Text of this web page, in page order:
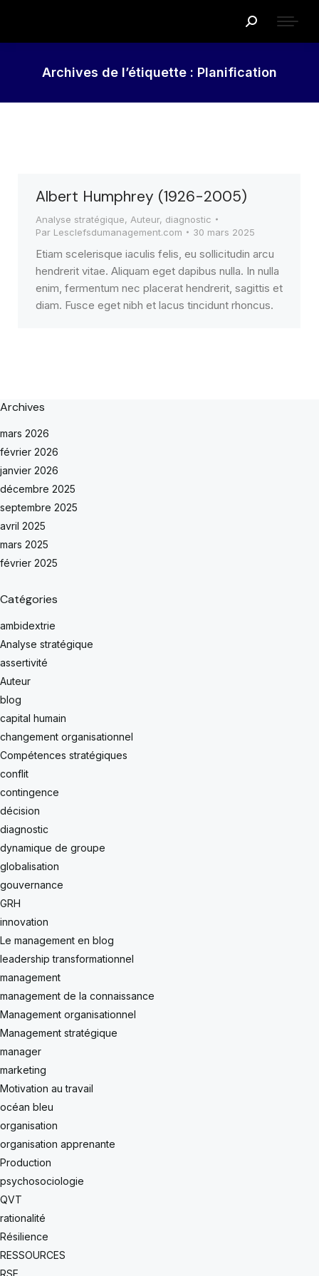
Recherche
:
Archives de l’étiquette : Planification
Albert Humphrey (1926-2005)
Analyse stratégique, Auteur, diagnostic
Par Lesclefsdumanagement.com 30 mars 2025
Etiam scelerisque iaculis felis, eu sollicitudin arcu
hendrerit vitae. Aliquam eget dapibus nulla. In nulla
enim, fermentum nec placerat hendrerit, sagittis et
diam. Fusce eget nibh et lacus tincidunt rhoncus.
Archives
mars 2026
février 2026
janvier 2026
décembre 2025
septembre 2025
avril 2025
mars 2025
février 2025
Catégories
ambidextrie
Analyse stratégique
assertivité
Auteur
blog
capital humain
changement organisationnel
Compétences stratégiques
conflit
contingence
décision
diagnostic
dynamique de groupe
globalisation
gouvernance
GRH
innovation
Le management en blog
leadership transformationnel
management
management de la connaissance
Management organisationnel
Management stratégique
manager
marketing
Motivation au travail
océan bleu
organisation
organisation apprenante
Production
psychosociologie
QVT
rationalité
Résilience
RESSOURCES
RSE